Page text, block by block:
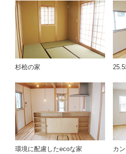
杉桧の家
環境に配慮したecoな家 カ